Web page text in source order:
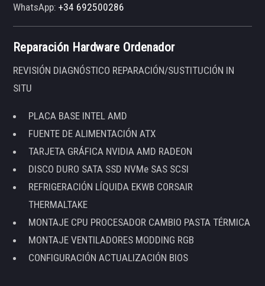
WhatsApp:+34 692500286
Reparación Hardware Ordenador
REVISIÓN DIAGNÓSTICO REPARACIÓN/SUSTITUCIÓN IN
SITU
PLACA BASE INTEL AMD
FUENTE DE ALIMENTACIÓN ATX
TARJETA GRÁFICA NVIDIA AMD RADEON
DISCO DURO SATA SSD NVMe SAS SCSI
REFRIGERACIÓN LÍQUIDA EKWB CORSAIR
THERMALTAKE
MONTAJE CPU PROCESADOR CAMBIO PASTA TÉRMICA
MONTAJE VENTILADORES MODDING RGB
CONFIGURACIÓN ACTUALIZACIÓN BIOS